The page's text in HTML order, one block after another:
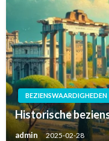
BEZIENSWAARDIGHEDEN
Historische
admin 2025-02-28